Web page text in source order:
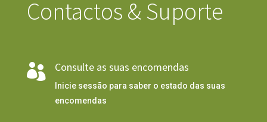
Contactos & Suporte
 Consulte as suas encomendas
Inicie sessão para saber o estado das suas
encomendas